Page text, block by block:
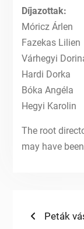
Díjazottak:
Móricz Árlen
Fazekas Lilien
Várhegyi
Hardi Dorka
Bóka Angéla
Hegyi Karolin
The root
may have
Previous
Peták